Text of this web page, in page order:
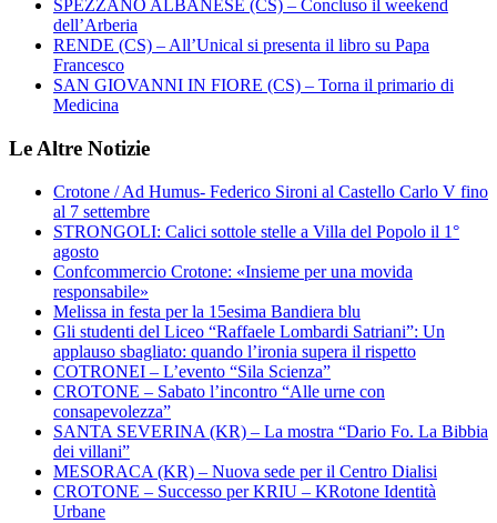
SPEZZANO ALBANESE (CS) – Concluso il weekend
dell’Arberia
RENDE (CS) – All’Unical si presenta il libro su Papa
Francesco
SAN GIOVANNI IN FIORE (CS) – Torna il primario di
Medicina
Le Altre Notizie
Crotone / Ad Humus- Federico Sironi al Castello Carlo V fino
al 7 settembre
STRONGOLI: Calici sottole stelle a Villa del Popolo il 1°
agosto
Confcommercio Crotone: «Insieme per una movida
responsabile»
Melissa in festa per la 15esima Bandiera blu
Gli studenti del Liceo “Raffaele Lombardi Satriani”: Un
applauso sbagliato: quando l’ironia supera il rispetto
COTRONEI – L’evento “Sila Scienza”
CROTONE – Sabato l’incontro “Alle urne con
consapevolezza”
SANTA SEVERINA (KR) – La mostra “Dario Fo. La Bibbia
dei villani”
MESORACA (KR) – Nuova sede per il Centro Dialisi
CROTONE – Successo per KRIU – KRotone Identità
Urbane